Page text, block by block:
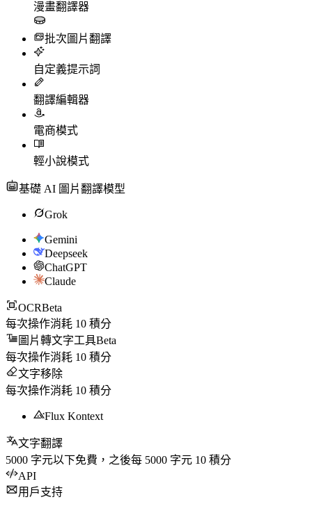
漫畫翻譯器
批次圖片翻譯
自定義提示詞
翻譯編輯器
電商模式
輕小說模式
基礎 AI 圖片翻譯模型
Grok
Gemini
Deepseek
ChatGPT
Claude
OCRBeta
每次操作消耗 10 積分
圖片轉文字工具Beta
每次操作消耗 10 積分
文字移除
每次操作消耗 10 積分
Flux Kontext
文字翻譯
5000 字元以下免費，之後每 5000 字元 10 積分
API
用戶支持